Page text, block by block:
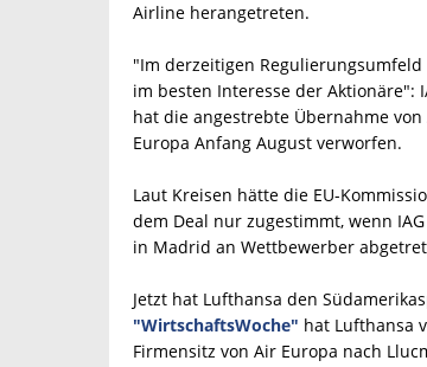
Airline herangetreten.
"Im derzeitigen
im besten Interesse der Aktionäre":
hat die angestrebte Übernahme von
Europa Anfang August verworfen.
Laut Kreisen hätte die EU-
dem Deal nur zugestimmt, wenn
in Madrid an Wettbewerber
Jetzt hat Lufthansa den
"WirtschaftsWoche" hat Lufthansa
Firmensitz von Air Europa nach